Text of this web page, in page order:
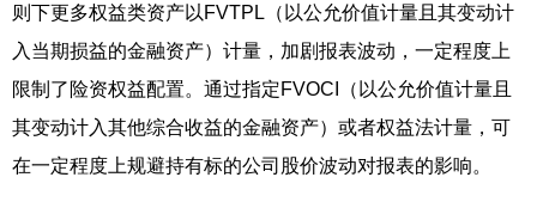
则下更多权益类资产以FVTPL（以公允价值计量且其变动计
入当期损益的金融资产）计量，加剧报表波动，一定程度上
限制了险资权益配置。通过指定FVOCI（以公允价值计量且
其变动计入其他综合收益的金融资产）或者权益法计量，可
在一定程度上规避持有标的公司股价波动对报表的影响。